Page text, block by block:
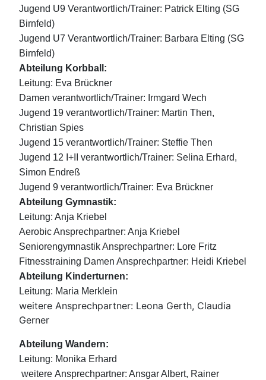
Jugend U9 Verantwortlich/Trainer: Patrick Elting (SG
Birnfeld)
Jugend U7 Verantwortlich/Trainer: Barbara Elting (SG
Birnfeld)
Abteilung Korbball:
Leitung: Eva Brückner
Damen verantwortlich/Trainer: Irmgard Wech
Jugend 19 verantwortlich/Trainer: Martin Then,
Christian Spies
Jugend 15 verantwortlich/Trainer: Steffie Then
Jugend 12 I+II verantwortlich/Trainer: Selina Erhard,
Simon Endreß
Jugend 9 verantwortlich/Trainer: Eva Brückner
Abteilung Gymnastik:
Leitung: Anja Kriebel
Aerobic Ansprechpartner: Anja Kriebel
Seniorengymnastik Ansprechpartner: Lore Fritz
Fitnesstraining Damen Ansprechpartner: Heidi Kriebel
Abteilung Kinderturnen:
Leitung: Maria Merklein
weitere Ansprechpartner: Leona Gerth, Claudia
Gerner
Abteilung Wandern:
Leitung: Monika Erhard
weitere Ansprechpartner: Ansgar Albert, Rainer